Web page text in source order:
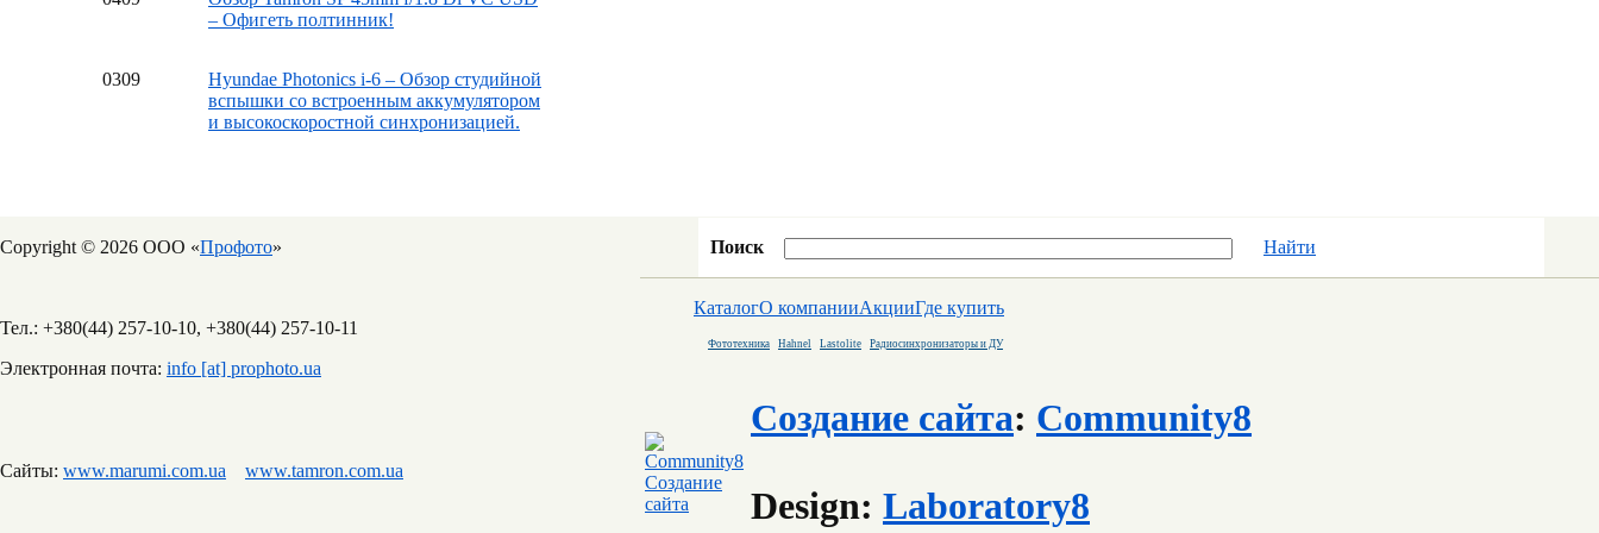
– Офигеть полтинник!
0309
Hyundae Photonics i-6 – Обзор студийной
вспышки со встроенным аккумулятором
и высокоскоростной синхронизацией.
Copyright © 2026 ООО «Профото»
Тел.: +380(44) 257-10-10, +380(44) 257-10-11
Электронная почта: info [at] prophoto.ua
Сайты: www.marumi.com.ua www.tamron.com.ua
Поиск Найти
КаталогО компанииАкцииГде купить
Фототехника Hahnel Lastolite Радиосинхронизаторы и ДУ
Создание сайта: Community8
Design: Laboratory8